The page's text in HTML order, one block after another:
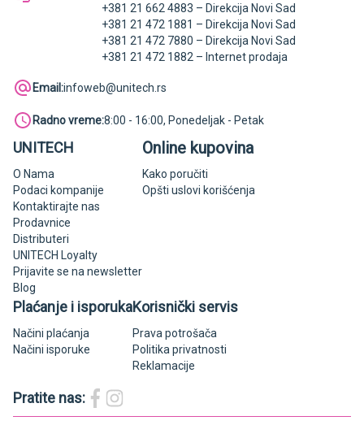
+381 21 662 4883 – Direkcija Novi Sad
+381 21 472 1881 – Direkcija Novi Sad
+381 21 472 7880 – Direkcija Novi Sad
+381 21 472 1882 – Internet prodaja
Email:infoweb@unitech.rs
Radno vreme:8:00 - 16:00, Ponedeljak - Petak
UNITECH
O Nama
Podaci kompanije
Kontaktirajte nas
Prodavnice
Distributeri
UNITECH Loyalty
Prijavite se na newsletter
Blog
Online kupovina
Kako poručiti
Opšti uslovi korišćenja
Plaćanje i isporuka
Načini plaćanja
Načini isporuke
Korisnički servis
Prava potrošača
Politika privatnosti
Reklamacije
Pratite nas: